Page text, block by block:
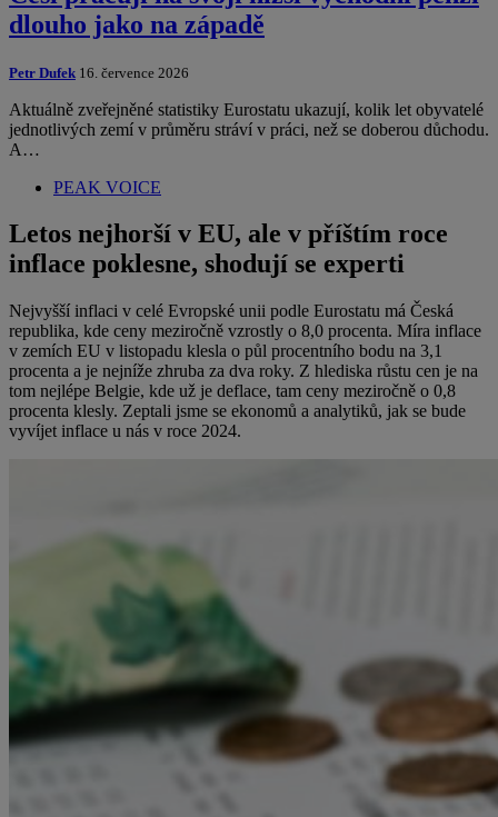
dlouho jako na západě
Petr Dufek 16. července 2026
Aktuálně zveřejněné statistiky Eurostatu ukazují, kolik let obyvatelé
jednotlivých zemí v průměru stráví v práci, než se doberou důchodu.
A…
PEAK VOICE
Letos nejhorší v EU, ale v příštím roce
inflace poklesne, shodují se experti
Nejvyšší inflaci v celé Evropské unii podle Eurostatu má Česká
republika, kde ceny meziročně vzrostly o 8,0 procenta. Míra inflace
v zemích EU v listopadu klesla o půl procentního bodu na 3,1
procenta a je nejníže zhruba za dva roky. Z hlediska růstu cen je na
tom nejlépe Belgie, kde už je deflace, tam ceny meziročně o 0,8
procenta klesly. Zeptali jsme se ekonomů a analytiků, jak se bude
vyvíjet inflace u nás v roce 2024.